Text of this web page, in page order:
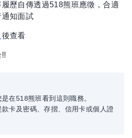
歷自傳透過518熊班應徵，合適
知面試
後查看
在518熊班看到這則職務。
款卡及密碼、存摺、信用卡或個人證